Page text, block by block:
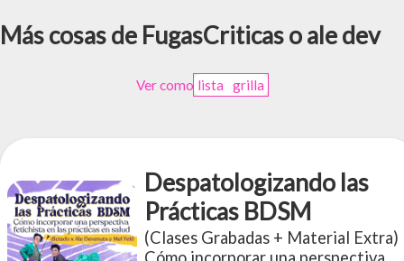
Más cosas de FugasCriticas o ale dev
Ver como lista grilla
Despatologizando las
Prácticas BDSM
(Clases Grabadas + Material Extra)